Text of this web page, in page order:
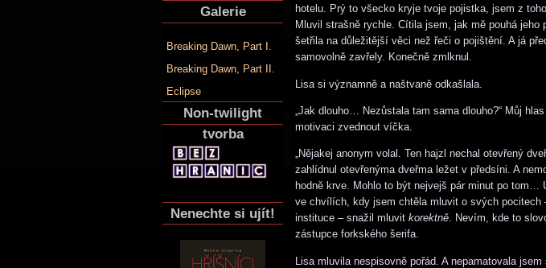
Galerie
Breaking Dawn, Part I.
Breaking Dawn, Part II.
Eclipse
Non-twilight
tvorba
Nenechte si ujít!
hotelu. Prý to všecko kryje tvoje pojistka, jsem z
Mluvil strašně rychle. Cítila jsem, jak mě pouhá
šetřila na důležitější věci než řeči o pojištění. A já
samovolně zavřely. Konečně zmlknul.
Lisa si významně a naštvaně odkašlala.
„Jak dlouho… Nezůstala tam sama dlouho?“ Můj
motivaci zvednout víčka.
„Nějakej anonym volal. Ten hajzl nechal otevřený
zahlídnul otevřenýma dveřma ležet v předsíni. A
hodně krve. Mohlo to být nejvejš pár minut po
ve chvílích, kdy jsem chtěla mluvit o svých
instituce – snažil mluvit korektně. Nevím, kde to
zástupce forkského šerifa.
Lisa mluvila nespisovně pořád. A nepamatovala